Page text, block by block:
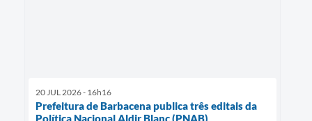
20 JUL 2026 - 16h16
Prefeitura de Barbacena publica três editais da
Política Nacional Aldir Blanc (PNAB)